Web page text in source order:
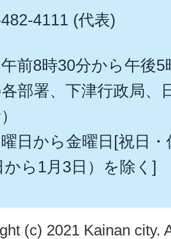
4111 (代表)
前8時30分から午後5
各部署、下津行政局
日から金曜日[祝日
から1月3日）を除く]
(c) 2021 Kainan city.